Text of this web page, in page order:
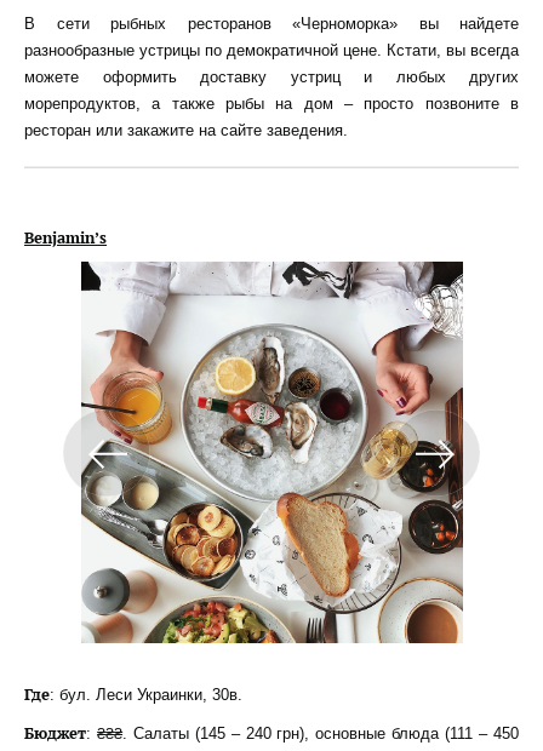
В сети рыбных ресторанов «Черноморка» вы найдете
разнообразные устрицы по демократичной цене. Кстати, вы всегда
можете оформить доставку устриц и любых других
морепродуктов, а также рыбы на дом – просто позвоните в
ресторан или закажите на сайте заведения.
Benjamin’s
Где: бул. Леси Украинки, 30в.
Бюджет: ₴₴₴. Салаты (145 – 240 грн), основные блюда (111 – 450